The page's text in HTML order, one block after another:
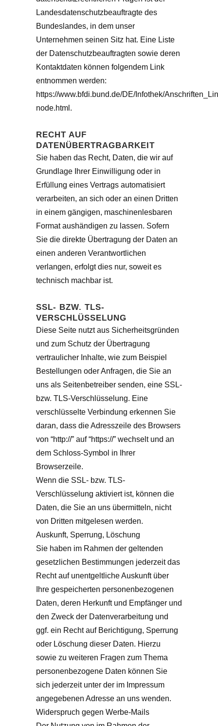
Landesdatenschutzbeauftragte des
Bundeslandes, in dem unser
Unternehmen seinen Sitz hat. Eine Liste
der Datenschutzbeauftragten sowie deren
Kontaktdaten können folgendem Link
entnommen werden:
https://www.bfdi.bund.de/DE/Infothek/
node.html.
RECHT AUF
DATENÜBERTRAGBARKEIT
Sie haben das Recht, Daten, die wir auf
Grundlage Ihrer Einwilligung oder in
Erfüllung eines Vertrags automatisiert
verarbeiten, an sich oder an einen Dritten
in einem gängigen, maschinenlesbaren
Format aushändigen zu lassen. Sofern
Sie die direkte Übertragung der Daten an
einen anderen Verantwortlichen
verlangen, erfolgt dies nur, soweit es
technisch machbar ist.
SSL- BZW. TLS-
VERSCHLÜSSELUNG
Diese Seite nutzt aus Sicherheitsgründen
und zum Schutz der Übertragung
vertraulicher Inhalte, wie zum Beispiel
Bestellungen oder Anfragen, die Sie an
uns als Seitenbetreiber senden, eine SSL-
bzw. TLS-Verschlüsselung. Eine
verschlüsselte Verbindung erkennen Sie
daran, dass die Adresszeile des Browsers
von “http://” auf “https://” wechselt und an
dem Schloss-Symbol in Ihrer
Browserzeile.
Wenn die SSL- bzw. TLS-
Verschlüsselung aktiviert ist, können die
Daten, die Sie an uns übermitteln, nicht
von Dritten mitgelesen werden.
Auskunft, Sperrung, Löschung
Sie haben im Rahmen der geltenden
gesetzlichen Bestimmungen jederzeit das
Recht auf unentgeltliche Auskunft über
Ihre gespeicherten personenbezogenen
Daten, deren Herkunft und Empfänger und
den Zweck der Datenverarbeitung und
ggf. ein Recht auf Berichtigung, Sperrung
oder Löschung dieser Daten. Hierzu
sowie zu weiteren Fragen zum Thema
personenbezogene Daten können Sie
sich jederzeit unter der im Impressum
angegebenen Adresse an uns wenden.
Widerspruch gegen Werbe-Mails